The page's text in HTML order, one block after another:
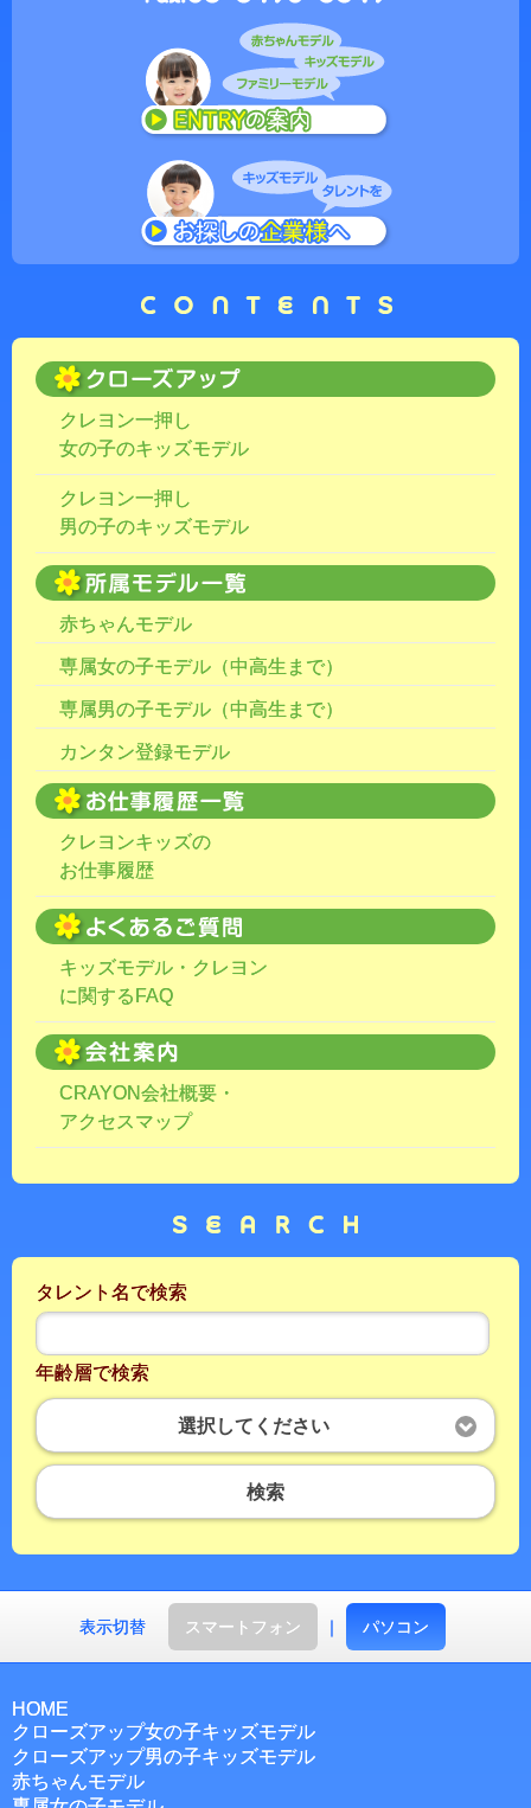
クレヨン一押し
女の子のキッズモデル
クレヨン一押し
男の子のキッズモデル
赤ちゃんモデル
専属女の子モデル（中高生まで）
専属男の子モデル（中高生まで）
カンタン登録モデル
クレヨンキッズの
お仕事履歴
キッズモデル・クレヨン
に関するFAQ
CRAYON会社概要・
アクセスマップ
タレント名で検索
年齢層で検索
選択してください
検索
表示切替 スマートフォン ｜ パソコン
HOME
クローズアップ女の子キッズモデル
クローズアップ男の子キッズモデル
赤ちゃんモデル